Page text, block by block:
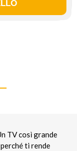
TV così grande
ti rende